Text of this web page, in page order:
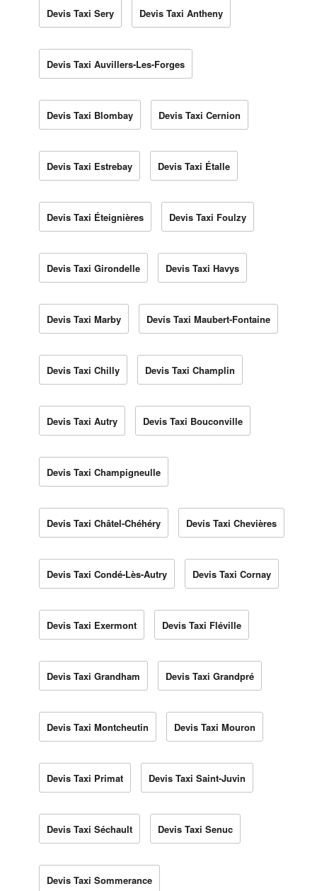
Devis Taxi Sery Devis Taxi Antheny
Devis Taxi Auvillers-Les-Forges
Devis Taxi Blombay Devis Taxi Cernion
Devis Taxi Estrebay Devis Taxi Étalle
Devis Taxi Éteignières Devis Taxi Foulzy
Devis Taxi Girondelle Devis Taxi Havys
Devis Taxi Marby Devis Taxi Maubert-Fontaine
Devis Taxi Chilly Devis Taxi Champlin
Devis Taxi Autry Devis Taxi Bouconville
Devis Taxi Champigneulle
Devis Taxi Châtel-Chéhéry Devis Taxi Chevières
Devis Taxi Condé-Lès-Autry Devis Taxi Cornay
Devis Taxi Exermont Devis Taxi Fléville
Devis Taxi Grandham Devis Taxi Grandpré
Devis Taxi Montcheutin Devis Taxi Mouron
Devis Taxi Primat Devis Taxi Saint-Juvin
Devis Taxi Séchault Devis Taxi Senuc
Devis Taxi Sommerance